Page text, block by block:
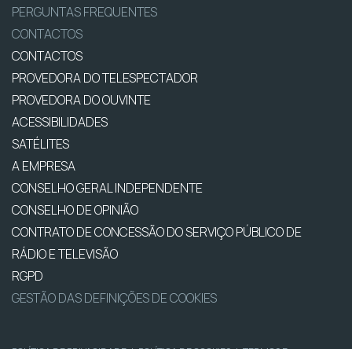
PERGUNTAS FREQUENTES
CONTACTOS
CONTACTOS
PROVEDORA DO TELESPECTADOR
PROVEDORA DO OUVINTE
ACESSIBILIDADES
SATÉLITES
A EMPRESA
CONSELHO GERAL INDEPENDENTE
CONSELHO DE OPINIÃO
CONTRATO DE CONCESSÃO DO SERVIÇO PÚBLICO DE
RÁDIO E TELEVISÃO
RGPD
GESTÃO DAS DEFINIÇÕES DE COOKIES